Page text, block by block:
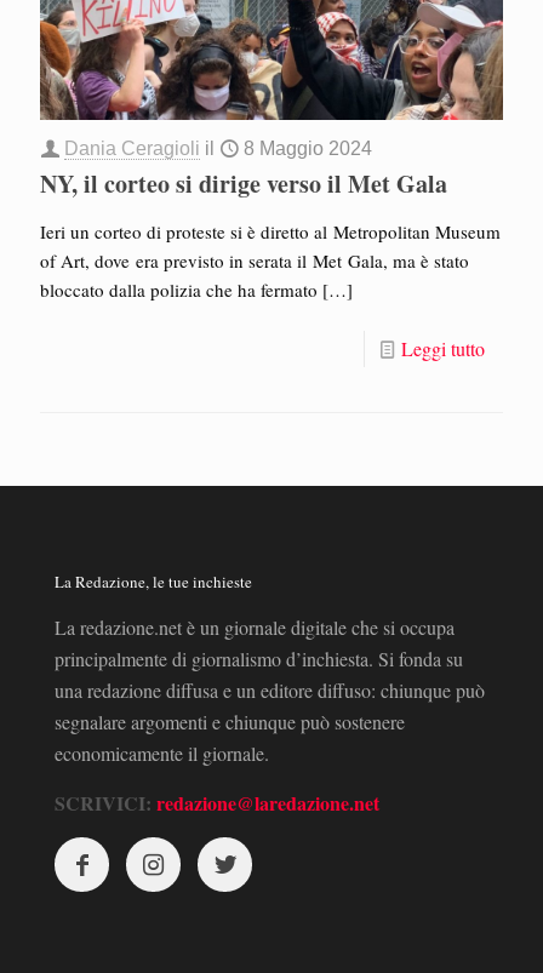
Dania Ceragioli il 8 Maggio 2024
NY, il corteo si dirige verso il Met Gala
Ieri un corteo di proteste si è diretto al Metropolitan Museum
of Art, dove era previsto in serata il Met Gala, ma è stato
bloccato dalla polizia che ha fermato […]
Leggi tutto
La Redazione, le tue inchieste
La redazione.net è un giornale digitale che si occupa
principalmente di giornalismo d’inchiesta. Si fonda su
una redazione diffusa e un editore diffuso: chiunque può
segnalare argomenti e chiunque può sostenere
economicamente il giornale.
SCRIVICI: redazione@laredazione.net